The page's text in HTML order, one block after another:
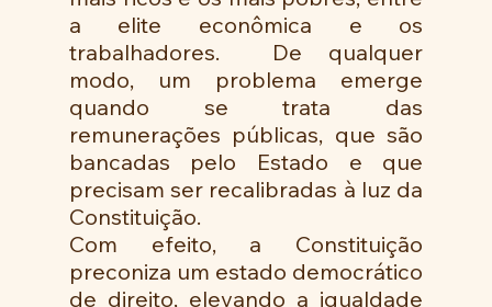
a elite econômica e os
trabalhadores.  De qualquer
modo, um problema emerge
quando se trata das
remunerações públicas, que são
bancadas pelo Estado e que
precisam ser recalibradas à luz da
Constituição.
Com efeito, a Constituição
preconiza um estado democrático
de direito, elevando a igualdade